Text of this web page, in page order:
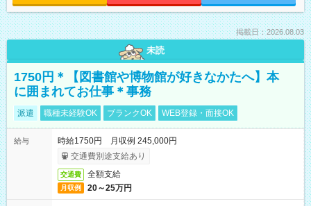
掲載日：2026.08.03
未読
1750円＊【図書館や博物館が好きなかたへ】本
に囲まれてお仕事＊事務
派遣 職種未経験OK ブランクOK WEB登録・面接OK
給与
時給1750円 月収例 245,000円
交通費別途支給あり
交通費 全額支給
月収例 20～25万円